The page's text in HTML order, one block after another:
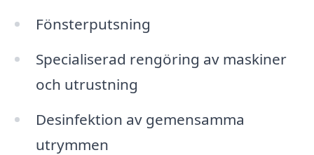
Fönsterputsning
Specialiserad rengöring av maskiner
och utrustning
Desinfektion av gemensamma
utrymmen